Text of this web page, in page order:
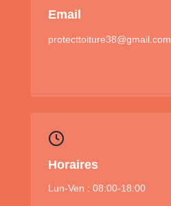
Email
protecttoiture38@gmail.com
Horaires
Lun-Ven : 08:00-18:00